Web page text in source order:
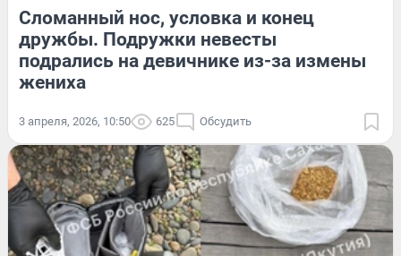
Сломанный нос, условка и конец
дружбы. Подружки невесты
подрались на девичнике из-за измены
жениха
3 апреля, 2026, 10:50 625 Обсудить